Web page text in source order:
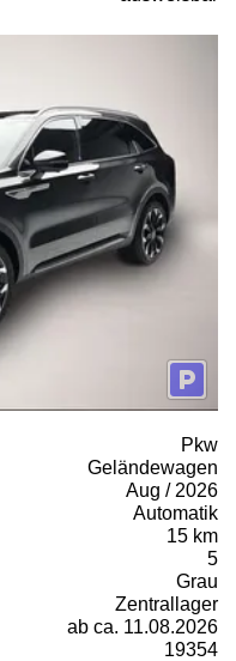
Pkw
Geländewagen
Aug / 2026
Automatik
15 km
5
Grau
Zentrallager
ab ca. 11.08.2026
19354